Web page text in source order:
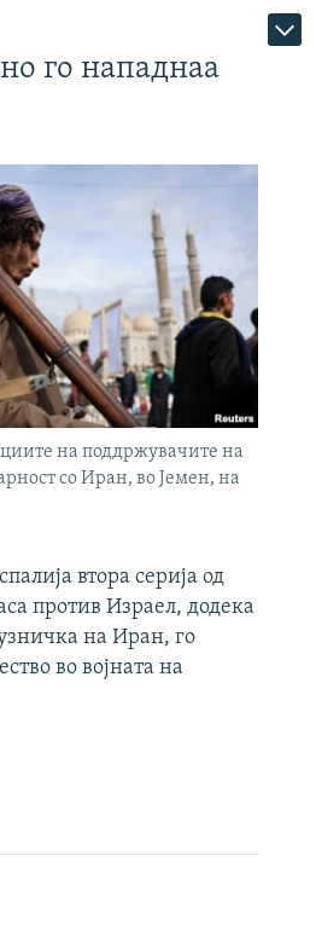
го нападнаа
на поддржувачите на
со Иран, во Јемен, на
втора серија од
против Израел, додека
на Иран, го
во војната на